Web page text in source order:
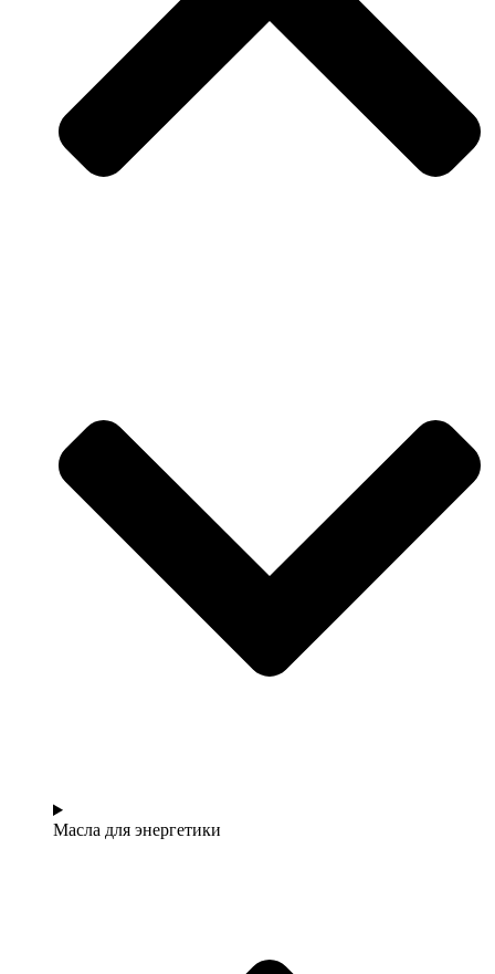
Масла для энергетики